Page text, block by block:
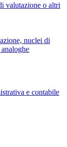
valutazione o altri
nuclei di
e contabile